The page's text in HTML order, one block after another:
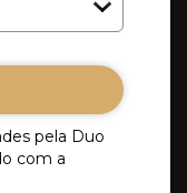
pela Duo
com a